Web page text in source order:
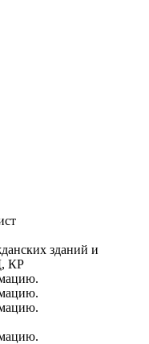
зданий и
КР